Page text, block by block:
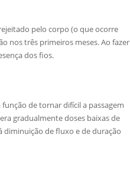
pelo corpo (o que ocorre
nos três primeiros meses. Ao fazer
dos fios.
de tornar difícil a passagem
gradualmente doses baixas de
de fluxo e de duração